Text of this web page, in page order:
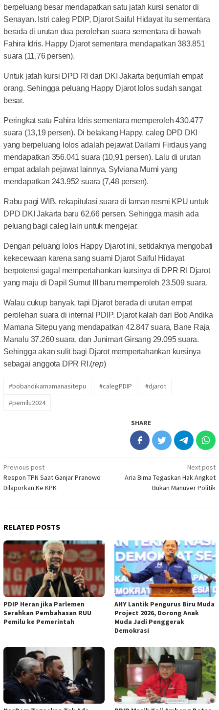
berpeluang besar mendapatkan satu jatah kursi senator di
Senayan. Istri caleg PDIP, Djarot Saiful Hidayat itu sementara
berada di urutan dua perolehan suara sementara di bawah
Fahira Idris. Happy Djarot sementara mendapatkan 383.851
suara (11,76 persen).
Untuk jatah kursi DPD RI dari DKI Jakarta berjumlah empat
orang. Sehingga peluang Happy Djarot lolos sudah sangat
besar.
Peringkat satu Fahira Idris sementara memperoleh 430.477
suara (13,19 persen). Di belakang Happy, caleg DPD DKI
yang berpeluang lolos adalah pejawat Dailami Firdaus yang
mendapatkan 356.041 suara (10,91 persen). Lalu di urutan
empat adalah pejawat lainnya, Sylviana Murni yang
mendapatkan 243.952 suara (7,48 persen).
Rabu pagi WIB, rekapitulasi suara di laman resmi KPU untuk
DPD DKI Jakarta baru 62,66 persen. Sehingga masih ada
peluang bagi caleg lain untuk mengejar.
Dengan peluang lolos Happy Djarot ini, setidaknya mengobati
kekecewaan karena sang suami Djarot Saiful Hidayat
berpotensi gagal mempertahankan kursinya di DPR RI Djarot
yang maju di Dapil Sumut III baru memperoleh 23.509 suara.
Walau cukup banyak, tapi Djarot berada di urutan empat
perolehan suara di internal PDIP. Djarot kalah dari Bob Andika
Mamana Sitepu yang mendapatkan 42.847 suara, Bane Raja
Manalu 37.260 suara, dan Junimart Girsang 29.095 suara.
Sehingga akan sulit bagi Djarot mempertahankan kursinya
sebagai anggota DPR RI.(rep)
#bobandikamamanasitepu #calegPDIP
#djarot
#pemilu2024
SHARE
Post
navigation
Previous post
Respon TPN Saat Ganjar Pranowo
Dilaporkan Ke KPK
Next post
Aria Bima Tegaskan Hak Angket
Bukan Manuver Politik
RELATED POSTS
PDIP Heran jika Parlemen
Serahkan Pembahasan RUU
Pemilu ke Pemerintah
AHY Lantik Pengurus Biru Muda
Project 2026, Dorong Anak
Muda Jadi Penggerak
Demokrasi